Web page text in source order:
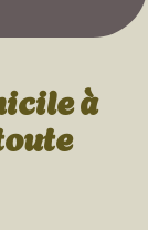
à